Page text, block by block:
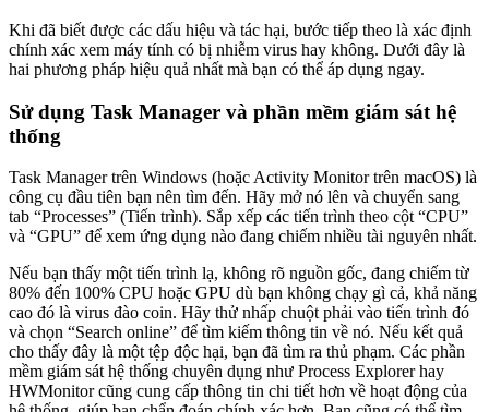
Khi đã biết được các dấu hiệu và tác hại, bước tiếp theo là xác định
chính xác xem máy tính có bị nhiễm virus hay không. Dưới đây là
hai phương pháp hiệu quả nhất mà bạn có thể áp dụng ngay.
Sử dụng Task Manager và phần mềm giám sát hệ
thống
Task Manager trên Windows (hoặc Activity Monitor trên macOS) là
công cụ đầu tiên bạn nên tìm đến. Hãy mở nó lên và chuyển sang
tab “Processes” (Tiến trình). Sắp xếp các tiến trình theo cột “CPU”
và “GPU” để xem ứng dụng nào đang chiếm nhiều tài nguyên nhất.
Nếu bạn thấy một tiến trình lạ, không rõ nguồn gốc, đang chiếm từ
80% đến 100% CPU hoặc GPU dù bạn không chạy gì cả, khả năng
cao đó là virus đào coin. Hãy thử nhấp chuột phải vào tiến trình đó
và chọn “Search online” để tìm kiếm thông tin về nó. Nếu kết quả
cho thấy đây là một tệp độc hại, bạn đã tìm ra thủ phạm. Các phần
mềm giám sát hệ thống chuyên dụng như Process Explorer hay
HWMonitor cũng cung cấp thông tin chi tiết hơn về hoạt động của